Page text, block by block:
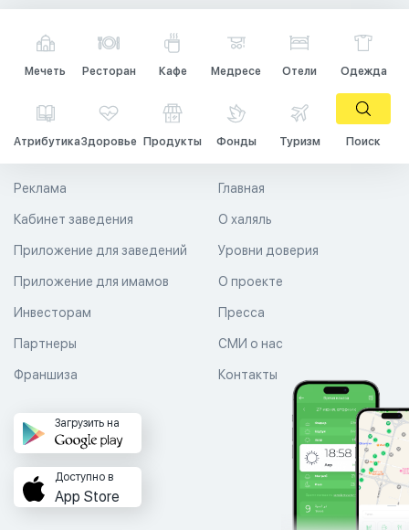
Мечеть Ресторан Кафе Медресе Отели Одежда
АтрибутикаЗдоровье Продукты Фонды Туризм Поиск
Главная
О халяль
Уровни доверия
Реклама
Кабинет заведения
Приложение для заведений
Приложение для имамов О проекте
Пресса
СМИ о нас
Контакты
Инвесторам
Партнеры
Франшиза
Загрузить на
Доступно в
App Store